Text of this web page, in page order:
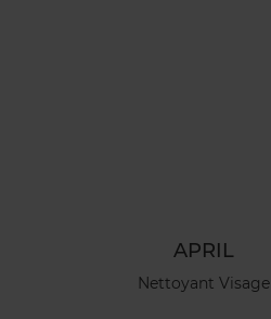
APRIL
Nettoyant Visage